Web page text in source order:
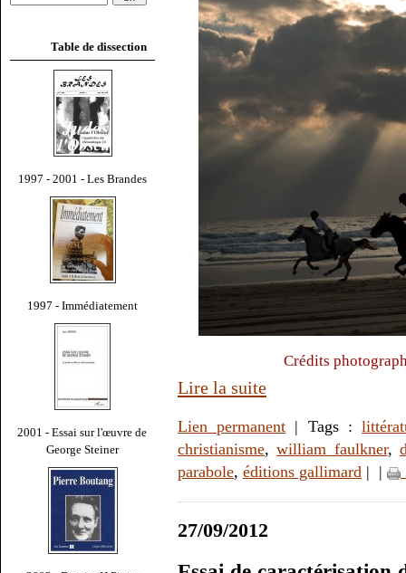
Table de dissection
1997 - 2001 - Les Brandes
1997 - Immédiatement
2001 - Essai sur l'œuvre de
George Steiner
Crédits
Lire la suite
Lien permanent | Tags :
christianisme,william faulkner,
parabole, éditions gallimard | |
27/09/2012